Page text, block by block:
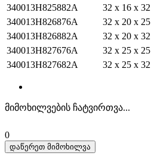
340013H825882A 32 x 16 x 32
340013H826876A
32 x 20 x 25
340013H826882A
32 x 20 x 32
340013H827676A
32 x 25 x 25
340013H827682A
32 x 25 x 32
მიმოხილვების ჩატვირთვა...
0
დაწერეთ მიმოხილვა